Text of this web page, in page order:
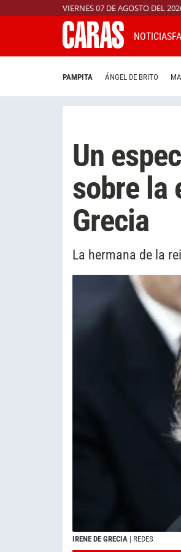
VIERNES 07 DE AGOSTO DEL
NOTICIAS
PAMPITA ÁNGEL DE BRITO
Un
sobre la
Grecia
La hermana de la
IRENE DE GRECIA | REDES